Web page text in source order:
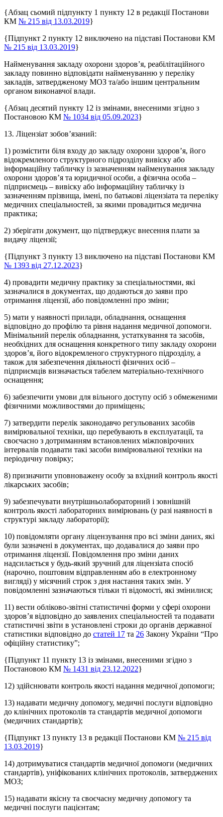
{Абзац сьомий підпункту 1 пункту 12 в редакції Постанови
КМ № 215 від 13.03.2019}
{Підпункт 2 пункту 12 виключено на підставі Постанови КМ
№ 215 від 13.03.2019}
Найменування закладу охорони здоров’я, реабілітаційного
закладу повинно відповідати найменуванню у переліку
закладів, затвердженому МОЗ та/або іншим центральним
органом виконавчої влади.
{Абзац десятий пункту 12 із змінами, внесеними згідно з
Постановою КМ № 1034 від 05.09.2023}
13. Ліцензіат зобов’язаний:
1) розмістити біля входу до закладу охорони здоров’я, його
відокремленого структурного підрозділу вивіску або
інформаційну табличку із зазначенням найменування закладу
охорони здоров’я та юридичної особи, а фізична особа –
підприємець – вивіску або інформаційну табличку із
зазначенням прізвища, імені, по батькові ліцензіата та переліку
медичних спеціальностей, за якими провадиться медична
практика;
2) зберігати документ, що підтверджує внесення плати за
видачу ліцензії;
{Підпункт 3 пункту 13 виключено на підставі Постанови КМ
№ 1393 від 27.12.2023}
4) провадити медичну практику за спеціальностями, які
зазначалися в документах, що додаються до заяви про
отримання ліцензії, або повідомленні про зміни;
5) мати у наявності прилади, обладнання, оснащення
відповідно до профілю та рівня надання медичної допомоги.
Мінімальний перелік обладнання, устаткування та засобів,
необхідних для оснащення конкретного типу закладу охорони
здоров’я, його відокремленого структурного підрозділу, а
також для забезпечення діяльності фізичних осіб –
підприємців визначається табелем матеріально-технічного
оснащення;
6) забезпечити умови для вільного доступу осіб з обмеженими
фізичними можливостями до приміщень;
7) затвердити перелік законодавчо регульованих засобів
вимірювальної техніки, що перебувають в експлуатації, та
своєчасно з дотриманням встановлених міжповірочних
інтервалів подавати такі засоби вимірювальної техніки на
періодичну повірку;
8) призначити уповноважену особу за вхідний контроль якості
лікарських засобів;
9) забезпечувати внутрішньолабораторний і зовнішній
контроль якості лабораторних вимірювань (у разі наявності в
структурі закладу лабораторії);
10) повідомляти органу ліцензування про всі зміни даних, які
були зазначені в документах, що додавалися до заяви про
отримання ліцензії. Повідомлення про зміни даних
надсилається у будь-який зручний для ліцензіата спосіб
(нарочно, поштовим відправленням або в електронному
вигляді) у місячний строк з дня настання таких змін. У
повідомленні зазначаються тільки ті відомості, які змінилися;
11) вести обліково-звітні статистичні форми у сфері охорони
здоров’я відповідно до заявлених спеціальностей та подавати
статистичні звіти в установлені строки до органів державної
статистики відповідно до статей 17 та 26 Закону України “Про
офіційну статистику”;
{Підпункт 11 пункту 13 із змінами, внесеними згідно з
Постановою КМ № 1431 від 23.12.2022}
12) здійснювати контроль якості надання медичної допомоги;
13) надавати медичну допомогу, медичні послуги відповідно
до клінічних протоколів та стандартів медичної допомоги
(медичних стандартів);
{Підпункт 13 пункту 13 в редакції Постанови КМ № 215 від
13.03.2019}
14) дотримуватися стандартів медичної допомоги (медичних
стандартів), уніфікованих клінічних протоколів, затверджених
МОЗ;
15) надавати якісну та своєчасну медичну допомогу та
медичні послуги пацієнтам;